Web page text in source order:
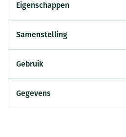
Eigenschappen
Samenstelling
Gebruik
Gegevens